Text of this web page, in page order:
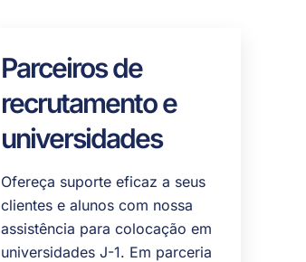
Parceiros de
recrutamento e
universidades
Ofereça suporte eficaz a seus
clientes e alunos com nossa
assistência para colocação em
universidades J-1. Em parceria